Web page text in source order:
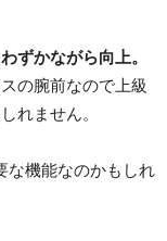
ずかながら向上。
の腕前なので上級
れません。
な機能なのかもしれ